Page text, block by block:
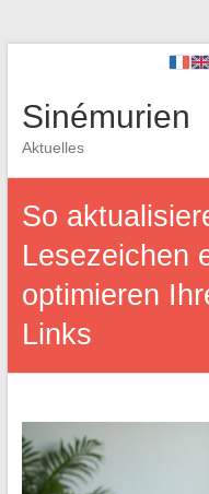
Sinémurien
Aktuelles
So
Lesezeichen
optimieren
Links